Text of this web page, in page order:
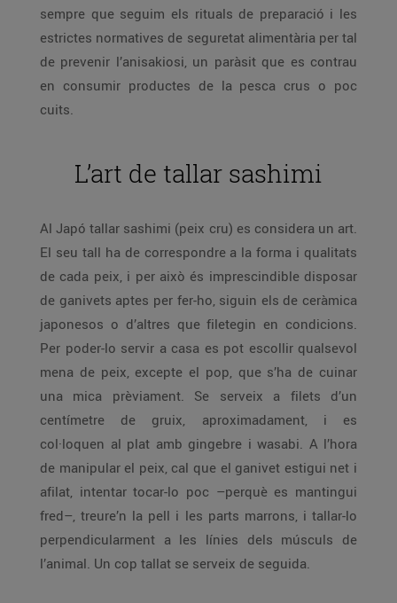
sempre que seguim els rituals de preparació i les
estrictes normatives de seguretat alimentària per tal
de prevenir l’anisakiosi, un paràsit que es contrau
en consumir productes de la pesca crus o poc
cuits.
L’art de tallar sashimi
Al Japó tallar sashimi (peix cru) es considera un art.
El seu tall ha de correspondre a la forma i qualitats
de cada peix, i per això és imprescindible disposar
de ganivets aptes per fer-ho, siguin els de ceràmica
japonesos o d’altres que filetegin en condicions.
Per poder-lo servir a casa es pot escollir qualsevol
mena de peix, excepte el pop, que s’ha de cuinar
una mica prèviament. Se serveix a filets d’un
centímetre de gruix, aproximadament, i es
col·loquen al plat amb gingebre i wasabi. A l’hora
de manipular el peix, cal que el ganivet estigui net i
afilat, intentar tocar-lo poc –perquè es mantingui
fred–, treure’n la pell i les parts marrons, i tallar-lo
perpendicularment a les línies dels músculs de
l’animal. Un cop tallat se serveix de seguida.